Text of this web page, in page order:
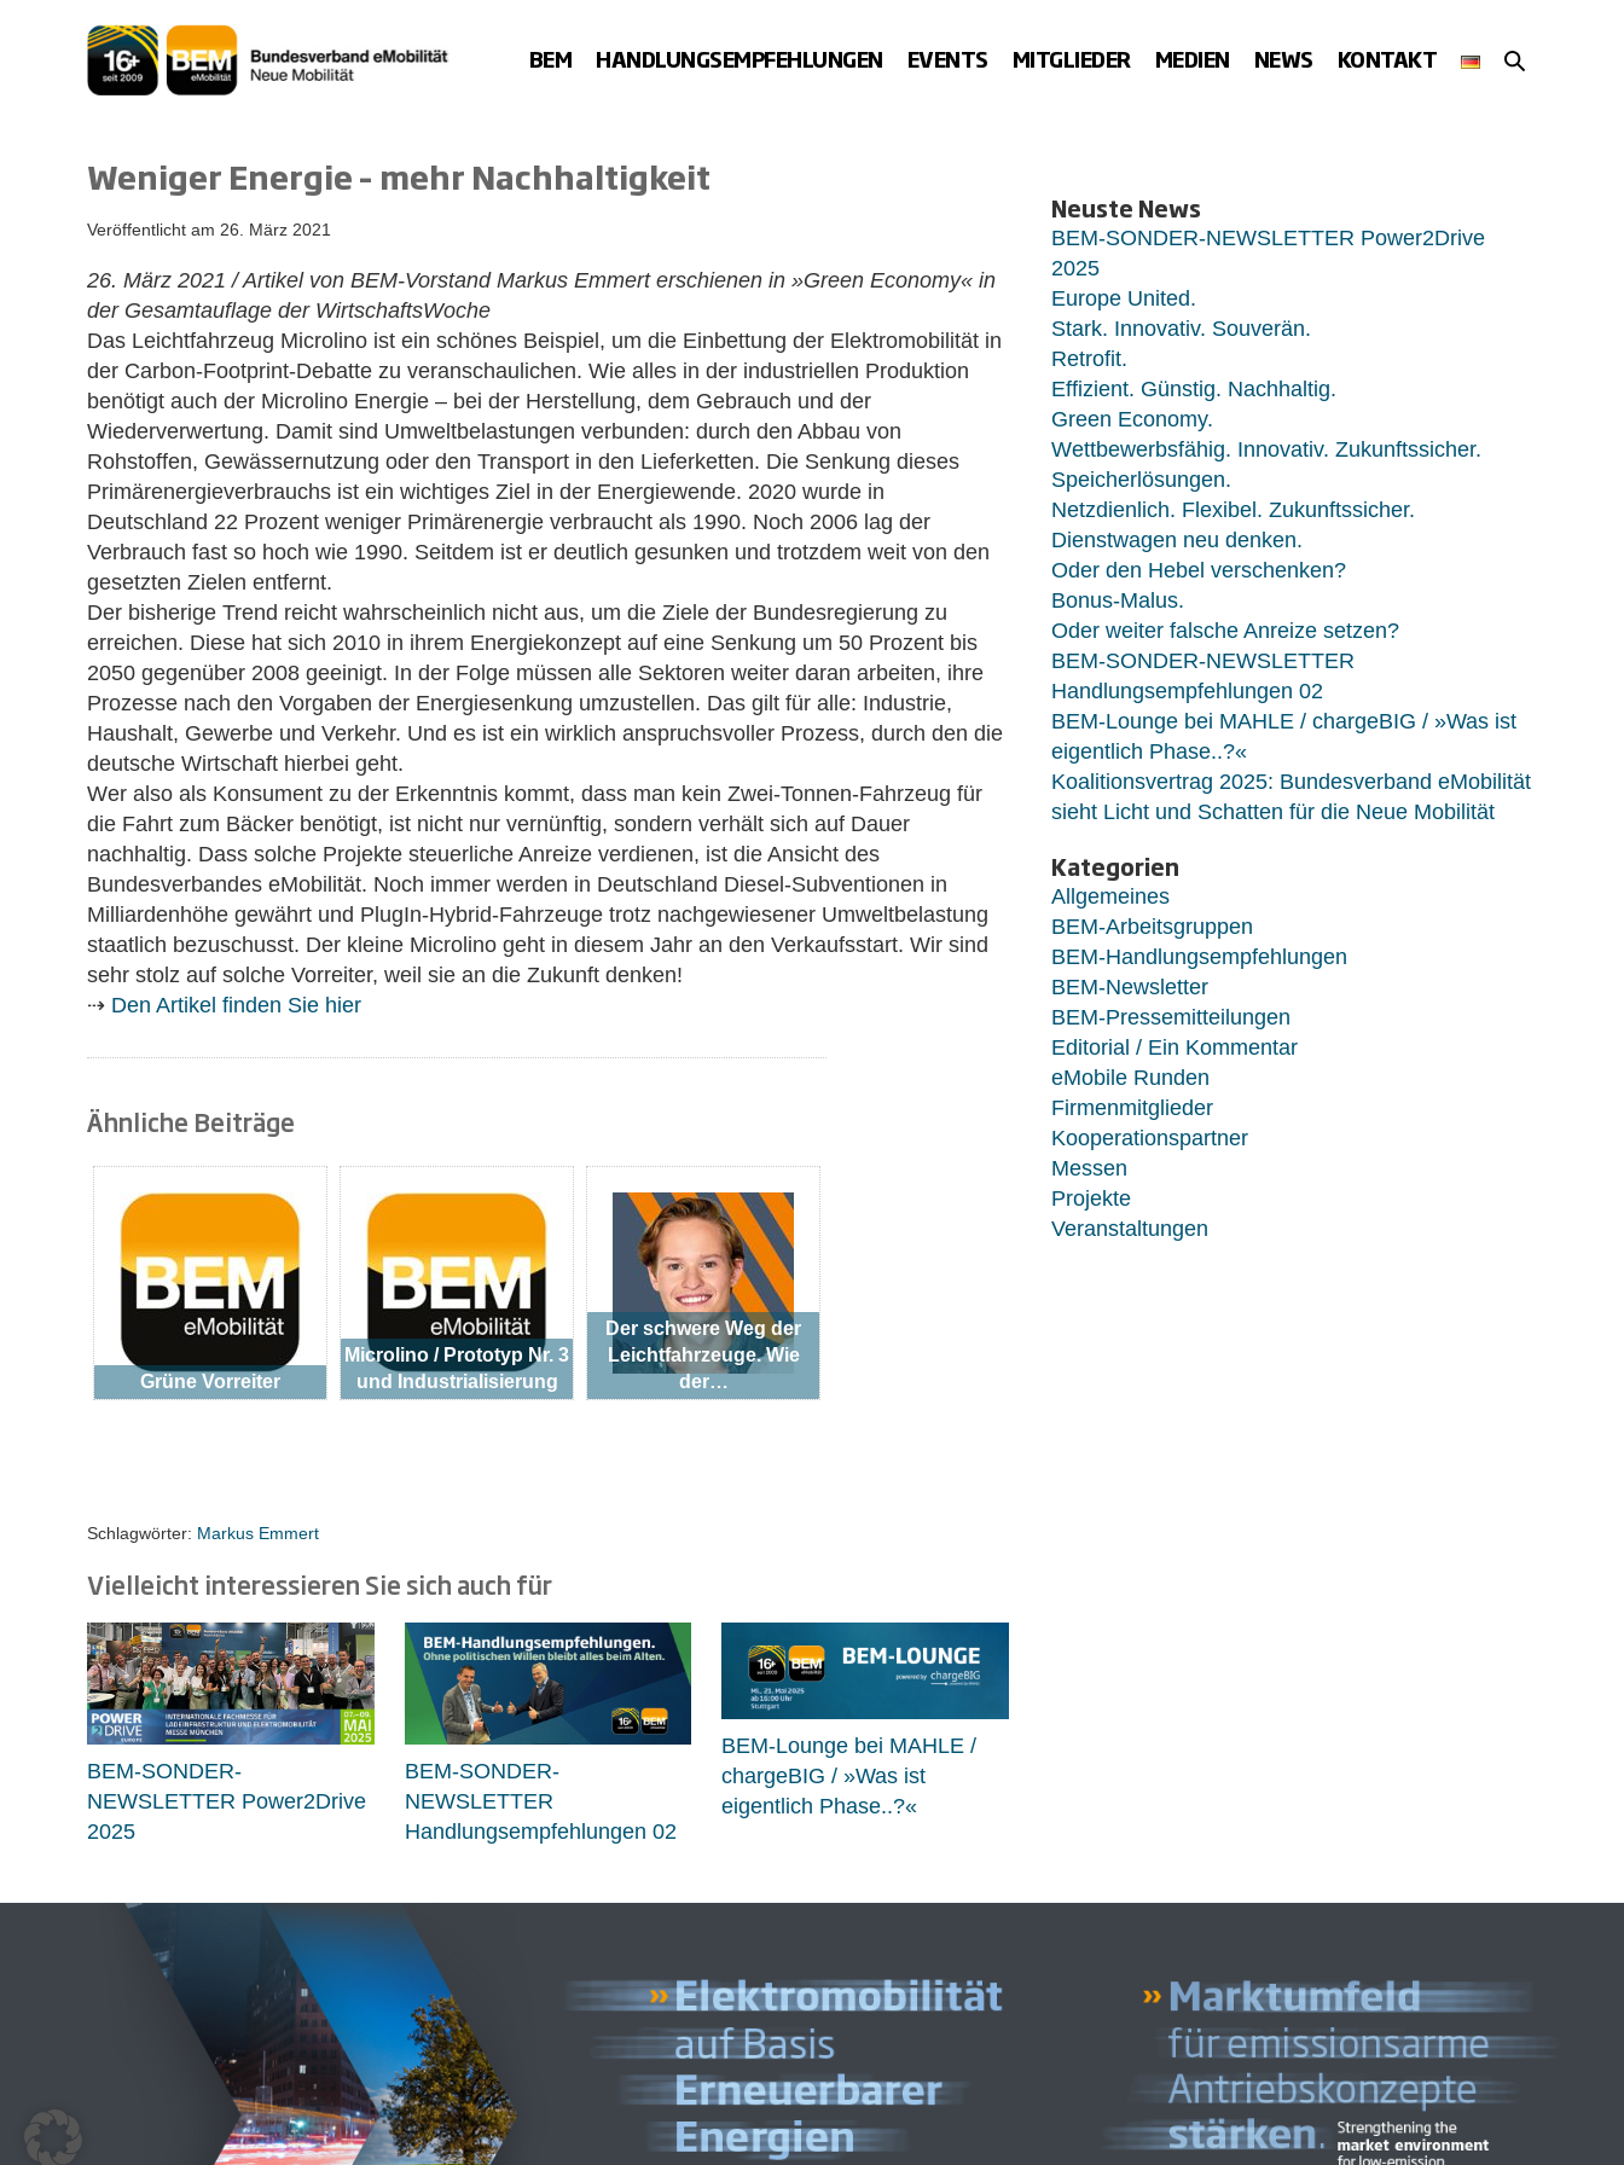
BEM HANDLUNGSEMPFEHLUNGEN EVENTS MITGLIEDER MEDIEN NEWS KONTAKT
SUCHE-
Weniger Energie – mehr Nachhaltigkeit
Veröffentlicht am 26. März 2021
26. März 2021 / Artikel von BEM-Vorstand Markus Emmert erschienen in »Green Economy« in
der Gesamtauflage der WirtschaftsWoche
Das Leichtfahrzeug Microlino ist ein schönes Beispiel, um die Einbettung der Elektromobilität in
der Carbon-Footprint-Debatte zu veranschaulichen. Wie alles in der industriellen Produktion
benötigt auch der Microlino Energie – bei der Herstellung, dem Gebrauch und der
Wiederverwertung. Damit sind Umweltbelastungen verbunden: durch den Abbau von
Rohstoffen, Gewässernutzung oder den Transport in den Lieferketten. Die Senkung dieses
Primärenergieverbrauchs ist ein wichtiges Ziel in der Energiewende. 2020 wurde in
Deutschland 22 Prozent weniger Primärenergie verbraucht als 1990. Noch 2006 lag der
Verbrauch fast so hoch wie 1990. Seitdem ist er deutlich gesunken und trotzdem weit von den
gesetzten Zielen entfernt.
Der bisherige Trend reicht wahrscheinlich nicht aus, um die Ziele der Bundesregierung zu
erreichen. Diese hat sich 2010 in ihrem Energiekonzept auf eine Senkung um 50 Prozent bis
2050 gegenüber 2008 geeinigt. In der Folge müssen alle Sektoren weiter daran arbeiten, ihre
Prozesse nach den Vorgaben der Energiesenkung umzustellen. Das gilt für alle: Industrie,
Haushalt, Gewerbe und Verkehr. Und es ist ein wirklich anspruchsvoller Prozess, durch den die
deutsche Wirtschaft hierbei geht.
Wer also als Konsument zu der Erkenntnis kommt, dass man kein Zwei-Tonnen-Fahrzeug für
die Fahrt zum Bäcker benötigt, ist nicht nur vernünftig, sondern verhält sich auf Dauer
nachhaltig. Dass solche Projekte steuerliche Anreize verdienen, ist die Ansicht des
Bundesverbandes eMobilität. Noch immer werden in Deutschland Diesel-Subventionen in
Milliardenhöhe gewährt und PlugIn-Hybrid-Fahrzeuge trotz nachgewiesener Umweltbelastung
staatlich bezuschusst. Der kleine Microlino geht in diesem Jahr an den Verkaufsstart. Wir sind
sehr stolz auf solche Vorreiter, weil sie an die Zukunft denken!
⇢ Den Artikel finden Sie hier
Ähnliche Beiträge
Grüne Vorreiter
Microlino / Prototyp Nr. 3
und Industrialisierung
Der schwere Weg der
Leichtfahrzeuge. Wie
der…
Schlagwörter: Markus Emmert
Vielleicht interessieren Sie sich auch für
BEM-SONDER-
NEWSLETTER Power2Drive
2025
BEM-SONDER-
NEWSLETTER
Handlungsempfehlungen 02
BEM-Lounge bei MAHLE /
chargeBIG / »Was ist
eigentlich Phase..?«
Neuste News
BEM-SONDER-NEWSLETTER Power2Drive
2025
Europe United.
Stark. Innovativ. Souverän.
Retrofit.
Effizient. Günstig. Nachhaltig.
Green Economy.
Wettbewerbsfähig. Innovativ. Zukunftssicher.
Speicherlösungen.
Netzdienlich. Flexibel. Zukunftssicher.
Dienstwagen neu denken.
Oder den Hebel verschenken?
Bonus-Malus.
Oder weiter falsche Anreize setzen?
BEM-SONDER-NEWSLETTER
Handlungsempfehlungen 02
BEM-Lounge bei MAHLE / chargeBIG / »Was ist
eigentlich Phase..?«
Koalitionsvertrag 2025: Bundesverband eMobilität
sieht Licht und Schatten für die Neue Mobilität
Kategorien
Allgemeines
BEM-Arbeitsgruppen
BEM-Handlungsempfehlungen
BEM-Newsletter
BEM-Pressemitteilungen
Editorial / Ein Kommentar
eMobile Runden
Firmenmitglieder
Kooperationspartner
Messen
Projekte
Veranstaltungen